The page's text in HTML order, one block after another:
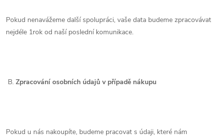
Pokud nenavážeme další spolupráci, vaše data budeme zpracovávat
nejdéle 1rok od naší poslední komunikace.
B. Zpracování osobních údajů v případě nákupu
Pokud u nás nakoupíte, budeme pracovat s údaji, které nám